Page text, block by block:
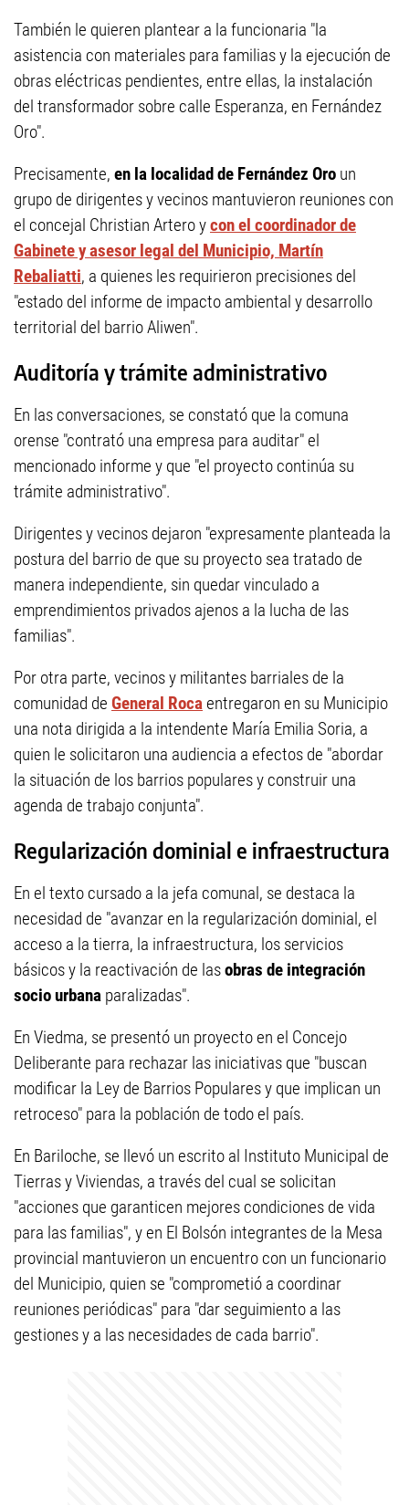
También le quieren plantear a la funcionaria "la
asistencia con materiales para familias y la ejecución de
obras eléctricas pendientes, entre ellas, la instalación
del transformador sobre calle Esperanza, en Fernández
Oro".
Precisamente, en la localidad de Fernández Oro un
grupo de dirigentes y vecinos mantuvieron reuniones con
el concejal Christian Artero ycon el coordinador de
Gabinete y asesor legal del Municipio, Martín
Rebaliatti, a quienes les requirieron precisiones del
"estado del informe de impacto ambiental y desarrollo
territorial del barrio Aliwen".
Auditoría y trámite administrativo
En las conversaciones, se constató que la comuna
orense "contrató una empresa para auditar" el
mencionado informe y que "el proyecto continúa su
trámite administrativo".
Dirigentes y vecinos dejaron "expresamente planteada la
postura del barrio de que su proyecto sea tratado de
manera independiente, sin quedar vinculado a
emprendimientos privados ajenos a la lucha de las
familias".
Por otra parte, vecinos y militantes barriales de la
comunidad de General Rocaentregaron en su Municipio
una nota dirigida a la intendente María Emilia Soria, a
quien le solicitaron una audiencia a efectos de "abordar
la situación de los barrios populares y construir una
agenda de trabajo conjunta".
Regularización dominial e infraestructura
En el texto cursado a la jefa comunal, se destaca la
necesidad de "avanzar en la regularización dominial, el
acceso a la tierra, la infraestructura, los servicios
básicos y la reactivación de lasobras de integración
socio urbana paralizadas".
En Viedma, se presentó un proyecto en el Concejo
Deliberante para rechazar las iniciativas que "buscan
modificar la Ley de Barrios Populares y que implican un
retroceso" para la población de todo el país.
En Bariloche, se llevó un escrito al Instituto Municipal de
Tierras y Viviendas, a través del cual se solicitan
"acciones que garanticen mejores condiciones de vida
para las familias", y en El Bolsón integrantes de la Mesa
provincial mantuvieron un encuentro con un funcionario
del Municipio, quien se "comprometió a coordinar
reuniones periódicas" para "dar seguimiento a las
gestiones y a las necesidades de cada barrio".